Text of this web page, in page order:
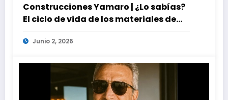
Construcciones Yamaro | ¿Lo sabías?
El ciclo de vida de los materiales de
construcción revoluciona eficiencia
en proyectos modernos
Junio 2, 2026